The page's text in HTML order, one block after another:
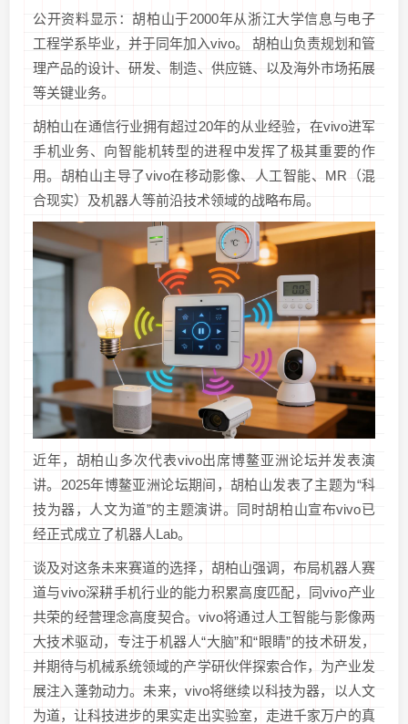
公开资料显示：胡柏山于2000年从浙江大学信息与电子
工程学系毕业，并于同年加入vivo。 ‌胡柏山负责规划和管
理产品的设计、研发、制造、供应链、以及海外市场拓展
等关键业务。
胡柏山在通信行业拥有超过20年的从业经验，在vivo进军
手机业务、向智能机转型的进程中发挥了极其重要的作
用。胡柏山主导了vivo在移动影像、人工智能、MR（混
合现实）及机器人等前沿技术领域的战略布局。
近年，胡柏山多次代表vivo出席博鳌亚洲论坛并发表演
讲。2025年博鳌亚洲论坛期间，胡柏山发表了主题为“科
技为器，人文为道”的主题演讲。同时胡柏山宣布vivo已
经正式成立了机器人Lab。
谈及对这条未来赛道的选择，胡柏山强调，布局机器人赛
道与vivo深耕手机行业的能力积累高度匹配，同vivo产业
共荣的经营理念高度契合。vivo将通过人工智能与影像两
大技术驱动，专注于机器人“大脑”和“眼睛”的技术研发，
并期待与机械系统领域的产学研伙伴探索合作，为产业发
展注入蓬勃动力。未来，vivo将继续以科技为器，以人文
为道，让科技进步的果实走出实验室，走进千家万户的真